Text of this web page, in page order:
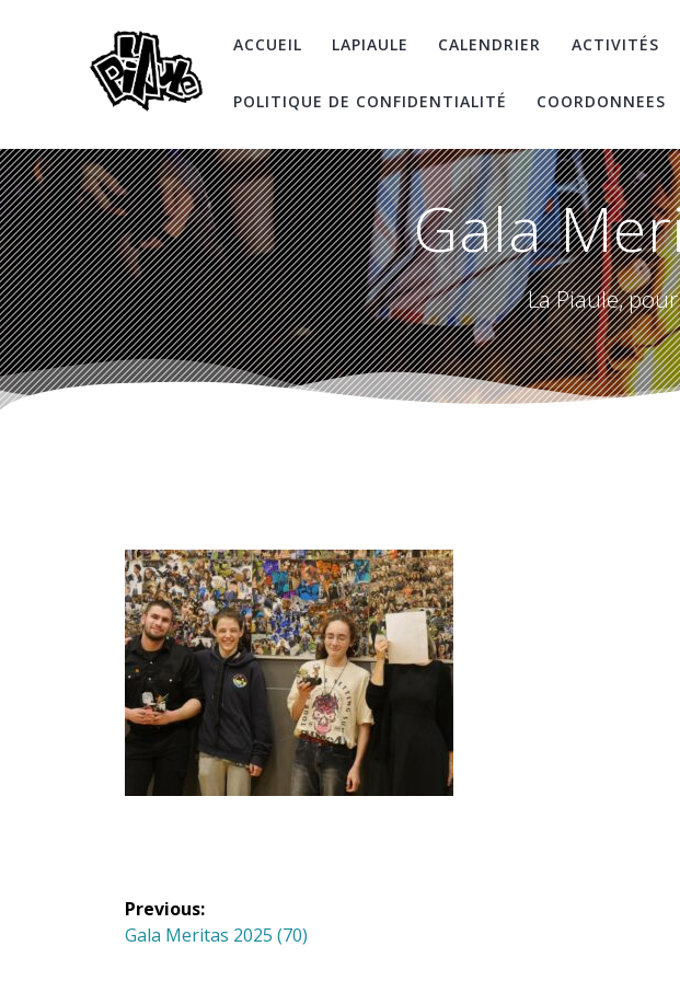
ACCUEIL LAPIAULE CALENDRIER ACTIVITÉS
POLITIQUE DE CONFIDENTIALITÉ COORDONNEES
Gala
La Piaule,
Navigation
de
Previous:
Previous
Gala Meritas 2025 (70)